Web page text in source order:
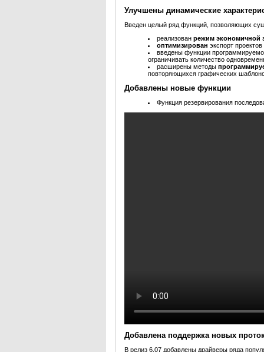
Улучшены динамические
Введен целый ряд функций, позволяющих
реализован режим экономичной
оптимизирован экспорт
введены функции
ограничивать количество
расширены методы
повторяющихся графических
Добавлены новые функции
Функция резервирования
Добавлена поддержка новых
В релиз 6.07 добавлены драйверы ряда